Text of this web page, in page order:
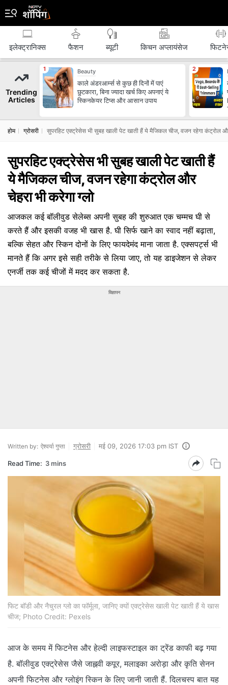
इलेक्ट्रानिक्स फैशन ब्‍यूटी किचन अप्लायंसेज
Trending
Articles
Beauty
काले अंडरआर्म्स से कुछ ही दिनों में पाएं
छुटकारा, बिना ज्यादा खर्च किए अपनाएं ये
स्किनकेयर टिप्स और आसान उपाय
होम ग्रोसरी सुपरहिट एक्ट्रेसेस भी सुबह खाली पेट खाती हैं ये मैजिकल चीज, वजन रहेगा कंट्रोल और
सुपरहिट एक्ट्रेसेस भी सुबह खाली पेट खाती हैं
ये मैजिकल चीज, वजन रहेगा कंट्रोल और
चेहरा भी करेगा ग्लो
आजकल कई बॉलीवुड सेलेब्स अपनी सुबह की शुरुआत एक चम्मच घी से
करते हैं और इसकी वजह भी खास है. घी सिर्फ खाने का स्वाद नहीं बढ़ाता,
बल्कि सेहत और स्किन दोनों के लिए फायदेमंद माना जाता है. एक्सपर्ट्स भी
मानते हैं कि अगर इसे सही तरीके से लिया जाए, तो यह डाइजेशन से लेकर
एनर्जी तक कई चीजों में मदद कर सकता है.
विज्ञापन
Written by: ऐश्वर्या गुप्ता ग्रोसरी मई 09, 2026 17:03 pm IST
Read Time: 3 mins
फिट बॉडी और नैचुरल ग्लो का फॉर्मूला, जानिए क्यों एक्ट्रेसेस खाली पेट खाती हैं ये खास
चीज; Photo Credit: Pexels
आज के समय में फिटनेस और हेल्दी लाइफस्टाइल का ट्रेंड काफी बढ़ गया
है. बॉलीवुड एक्ट्रेसेस जैसे जाह्नवी कपूर, मलाइका अरोड़ा और कृति सेनन
अपनी फिटनेस और ग्लोइंग स्किन के लिए जानी जाती हैं. दिलचस्प बात यह